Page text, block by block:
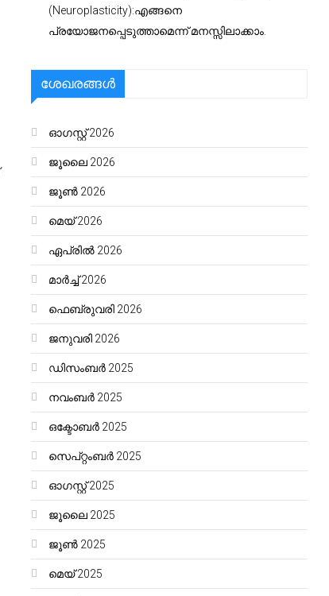
(Neuroplasticity):എങ്ങനെ
പ്രയോജനപ്പെടുത്താമെന്ന് മനസ്സിലാക്കാം.
ശേഖരങ്ങൾ
ഓഗസ്റ്റ്‌ 2026
ജൂലൈ 2026
ജൂൺ 2026
മെയ്‌ 2026
ഏപ്രിൽ 2026
മാർച്ച്‌ 2026
ഫെബ്രുവരി 2026
ജനുവരി 2026
ഡിസംബർ 2025
നവംബർ 2025
ഒക്ടോബർ 2025
സെപ്റ്റംബർ 2025
ഓഗസ്റ്റ്‌ 2025
ജൂലൈ 2025
ജൂൺ 2025
മെയ്‌ 2025